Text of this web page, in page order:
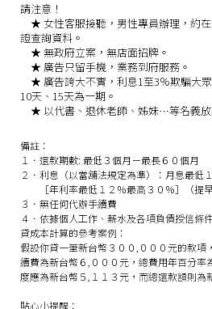
請注意！
★女性客服接聽，男性專員辦理，約
證查詢資料。
★無政府立案，無店面招牌。
★ 廣告只留手機，業務到府服務。
★ 廣告誇大不實，利息1至3％欺騙大
10天、15天為一期。
★以代書、退休老師、姊妹…等名義放
備註：
１．還款期數: 最低３個月－最長６０個月
２．利息（以當舖法規定為準）：月息最低
［年利率最低１２％最高３０％］（提早
３．無任何代辦手續費
４．依據個人工作、薪水及各項負債授信條
貸成本計算的參考案例：
假設你貸一筆新台幣３００,０００元的款項
續費為新台幣６,０００元，總費用年百分率
度應為新台幣５,１１３元，而總還款額則為
貼心小提醒：